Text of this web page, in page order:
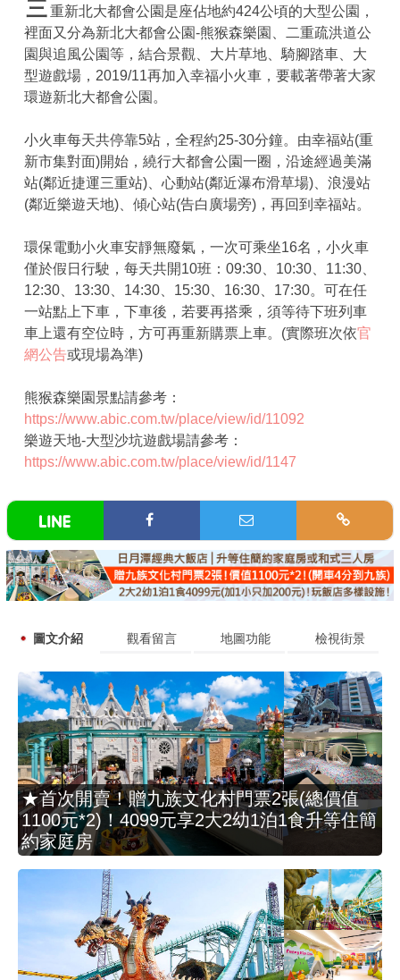
三重新北大都會公園是座佔地約424公頃的大型公園，
裡面又分為新北大都會公園-熊猴森樂園、二重疏洪道公
園與追風公園等，結合景觀、大片草地、騎腳踏車、大
型遊戲場，2019/11再加入幸福小火車，要載著帶著大家
環遊新北大都會公園。
小火車每天共停靠5站，全程約25-30分鐘。由幸福站(重
新市集對面)開始，繞行大都會公園一圈，沿途經過美滿
站(鄰近捷運三重站)​、心動站(鄰近瀑布滑草場)​、浪漫站
(鄰近樂遊天地)​、傾心站(告白廣場旁)​，再回到幸福站。
環保電動小火車安靜無廢氣，一次可乘坐16名，小火車
僅於假日行駛，每天共開10班：09:30、10:30、11:30、
12:30、13:30、14:30、15:30、16:30、17:30。可在任
一站點上下車，下車後，若要再搭乘，須等待下班列車
車上還有空位時，方可再重新購票上車。(實際班次依官
網公告或現場為準)
熊猴森樂園景點請參考：
https://www.abic.com.tw/place/view/id/11092
樂遊天地-大型沙坑遊戲場請參考：
https://www.abic.com.tw/place/view/id/1147
圖文介紹 觀看留言 地圖功能 檢視街景
★首次開賣！贈九族文化村門票2張(總價值
1100元*2)！4099元享2大2幼1泊1食升等住簡
約家庭房